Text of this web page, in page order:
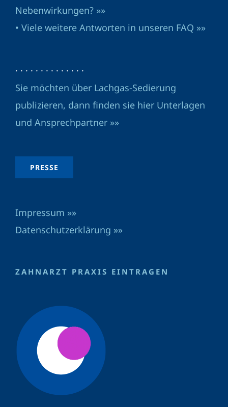
Nebenwirkungen? »»
• Viele weitere Antworten in unseren FAQ »»
· · · · · · · · · · · · · ·
Sie möchten über Lachgas-Sedierung
publizieren, dann finden sie hier Unterlagen
und Ansprechpartner »»
PRESSE
Impressum »»
Datenschutzerklärung »»
ZAHNARZT PRAXIS EINTRAGEN